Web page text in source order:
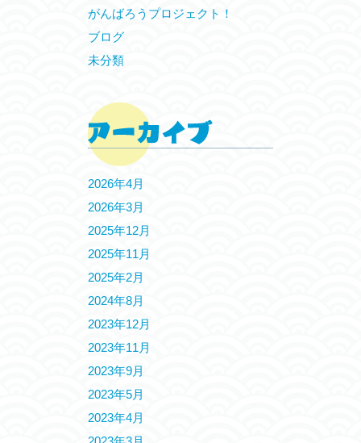
がんばろうプロジェクト！
ブログ
未分類
2026年4月
2026年3月
2025年12月
2025年11月
2025年2月
2024年8月
2023年12月
2023年11月
2023年9月
2023年5月
2023年4月